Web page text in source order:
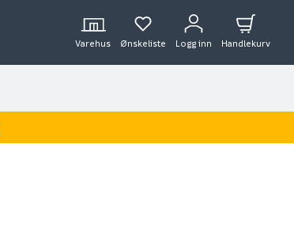
Varehus Ønskeliste Logg inn Handlekurv